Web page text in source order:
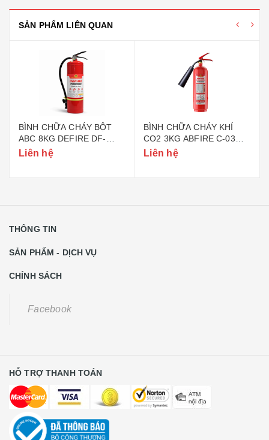
SẢN PHẨM LIÊN QUAN
BÌNH CHỮA CHÁY BỘT
ABC 8KG DEFIRE DF-
ABC8 (BỘ CÔNG AN)
Liên hệ
BÌNH CHỮA CHÁY KHÍ
CO2 3KG ABFIRE C-03
(TEM BỘ CÔNG AN)
Liên hệ
THÔNG TIN
SẢN PHẨM - DỊCH VỤ
CHÍNH SÁCH
Facebook
HỖ TRỢ THANH TOÁN